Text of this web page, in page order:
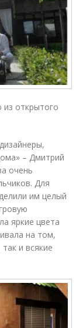
открытого
– Дмитрий
очень
Для
им целый
яркие цвета
на том,
и всякие